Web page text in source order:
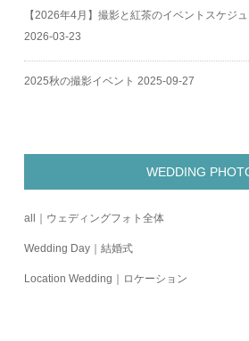
【2026年4月】撮影と紅茶のイベントスケジ
2026-03-23
2025秋の撮影イベント 2025-09-27
WEDDING
all｜ウェディングフォト全体
Wedding Day｜結婚式
Location Wedding｜ロケーション